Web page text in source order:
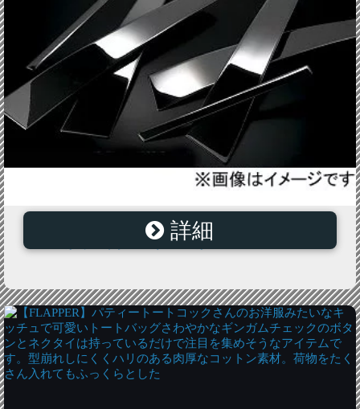
シルクブレイズ ステンレスピラー 6PIECE トヨタ ハリ
アー30系/ランドクルーザー100系
詳細